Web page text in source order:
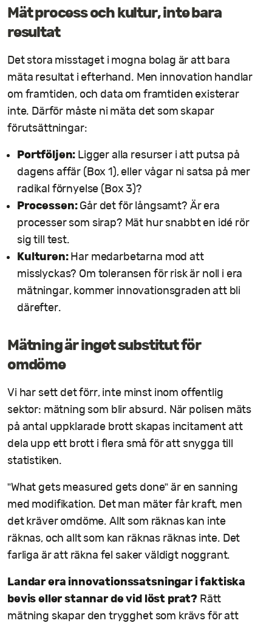
Mät process och kultur, inte bara
resultat
Det stora misstaget i mogna bolag är att bara
mäta resultat i efterhand. Men innovation handlar
om framtiden, och data om framtiden existerar
inte. Därför måste ni mäta det som skapar
förutsättningar:
Portföljen: Ligger alla resurser i att putsa på
dagens affär (Box 1), eller vågar ni satsa på mer
radikal förnyelse (Box 3)?
Processen:Går det för långsamt? Är era
processer som sirap? Mät hur snabbt en idé rör
sig till test.
Kulturen:Har medarbetarna mod att
misslyckas? Om toleransen för risk är noll i era
mätningar, kommer innovationsgraden att bli
därefter.
Mätning är inget substitut för
omdöme
Vi har sett det förr, inte minst inom offentlig
sektor: mätning som blir absurd. När polisen mäts
på antal uppklarade brott skapas incitament att
dela upp ett brott i flera små för att snygga till
statistiken.
”What gets measured gets done” är en sanning
med modifikation. Det man mäter får kraft, men
det kräver omdöme. Allt som räknas kan inte
räknas, och allt som kan räknas räknas inte. Det
farliga är att räkna fel saker väldigt noggrant.
Landar era innovationssatsningar i faktiska
bevis eller stannar de vid löst prat? Rätt
mätning skapar den trygghet som krävs för att